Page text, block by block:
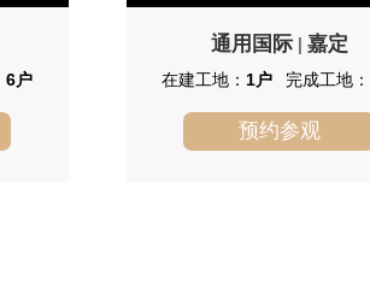
6户
通用国际
通用国际| 嘉定
在建工地： 1户 完成工地：
预约参观